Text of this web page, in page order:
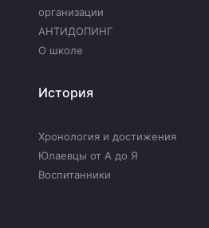
организации
АНТИДОПИНГ
О школе
История
Хронология и достижения
Юлаевцы от А до Я
Воспитанники